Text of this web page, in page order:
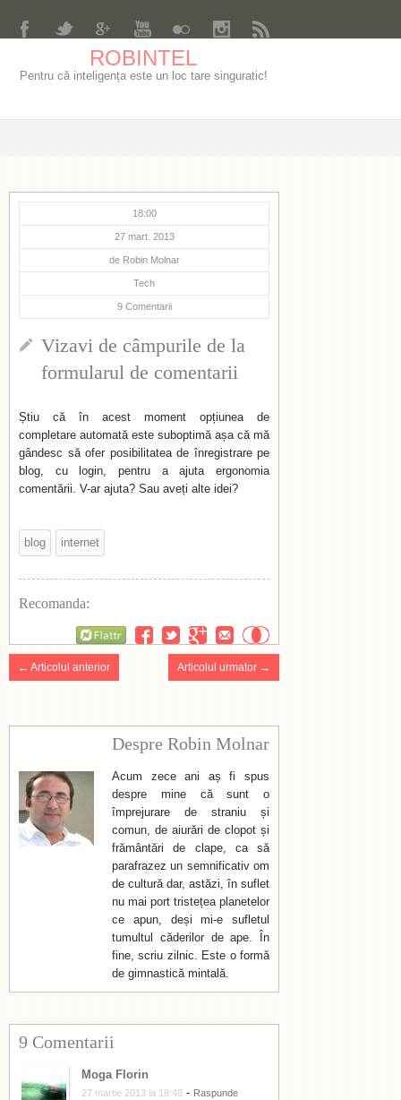
ROBINTEL
Pentru că inteligența este un loc tare singuratic!
18:00
27 mart. 2013
de Robin Molnar
Tech
9 Comentarii
Vizavi de câmpurile de la
formularul de comentarii
Știu că în acest moment opțiunea de
completare automată este suboptimă așa că mă
gândesc să ofer posibilitatea de înregistrare pe
blog, cu login, pentru a ajuta ergonomia
comentării. V-ar ajuta? Sau aveți alte idei?
blog internet
Recomanda:
← Articolul anterior Articolul urmator →
Despre Robin Molnar
Acum zece ani aș fi spus
despre mine că sunt o
împrejurare de straniu și
comun, de aiurări de clopot și
frământări de clape, ca să
parafrazez un semnificativ om
de cultură dar, astăzi, în suflet
nu mai port tristețea planetelor
ce apun, deși mi-e sufletul
tumultul căderilor de ape. În
fine, scriu zilnic. Este o formă
de gimnastică mintală.
9 Comentarii
Moga Florin
27 martie 2013 la 18:48 - Raspunde